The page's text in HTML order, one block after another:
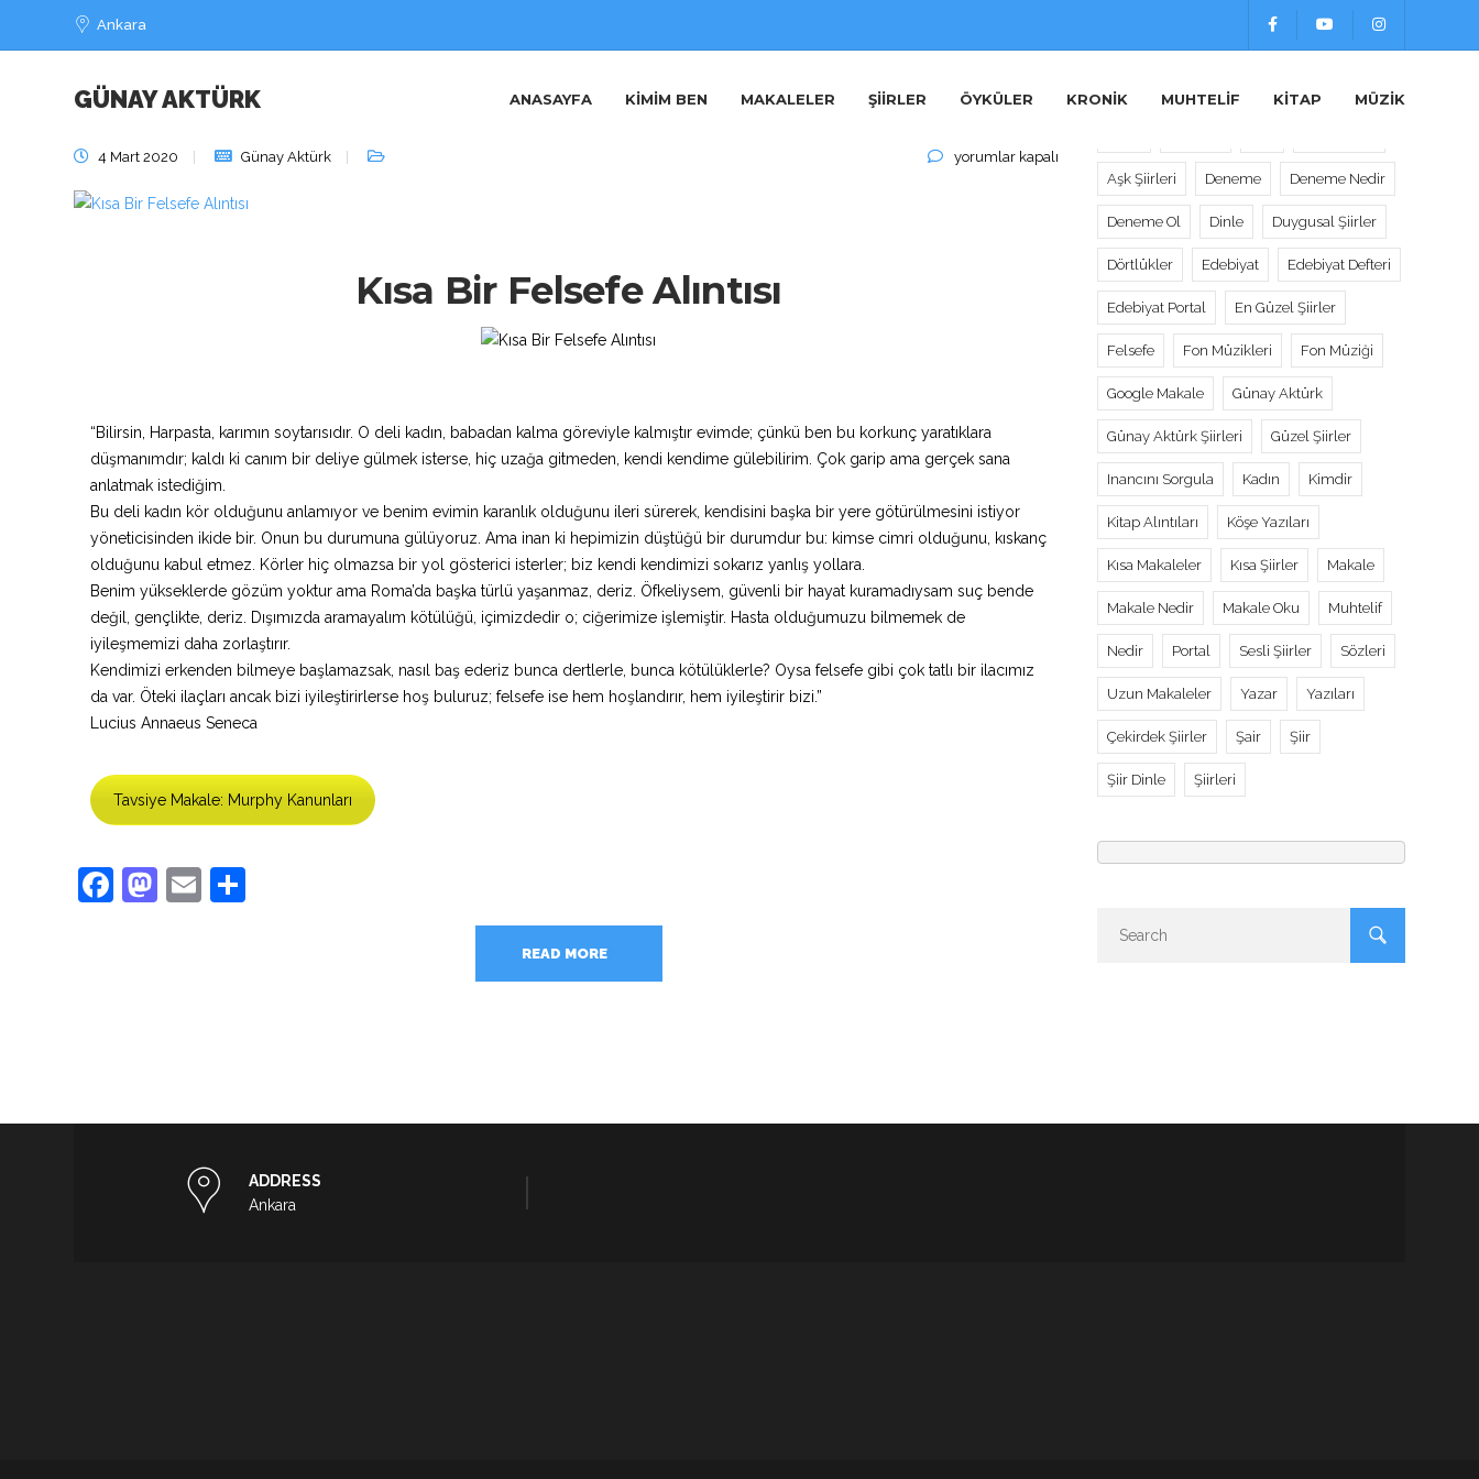
Ankara
GÜNAY AKTÜRK ANASAYFA KIMIM BEN MAKALELER ŞIIRLER ÖYKÜLER KRONIK MUHTELIF KITAP MÜZIK
Kısa Bir Felsefe Alıntısı
4 Mart 2020 Günay Aktürk
Kısa
yorumlar kapalı
Kısa Bir Felsefe Alıntısı
“Bilirsin, Harpasta, karımın soytarısıdır. O deli kadın, babadan kalma göreviyle kalmıştır evimde; çünkü ben bu korkunç yaratıklara
düşmanımdır; kaldı ki canım bir deliye gülmek isterse, hiç uzağa gitmeden, kendi kendime gülebilirim. Çok garip ama gerçek sana
anlatmak istediğim.
Bu deli kadın kör olduğunu anlamıyor ve benim evimin karanlık olduğunu ileri sürerek, kendisini başka bir yere götürülmesini istiyor
yöneticisinden ikide bir. Onun bu durumuna gülüyoruz. Ama inan ki hepimizin düştüğü bir durumdur bu: kimse cimri olduğunu, kıskanç
olduğunu kabul etmez. Körler hiç olmazsa bir yol gösterici isterler; biz kendi kendimizi sokarız yanlış yollara.
Benim yükseklerde gözüm yoktur ama Roma’da başka türlü yaşanmaz, deriz. Öfkeliysem, güvenli bir hayat kuramadıysam suç bende
değil, gençlikte, deriz. Dışımızda aramayalım kötülüğü, içimizdedir o; ciğerimize işlemiştir. Hasta olduğumuzu bilmemek de
iyileşmemizi daha zorlaştırır.
Kendimizi erkenden bilmeye başlamazsak, nasıl baş ederiz bunca dertlerle, bunca kötülüklerle? Oysa felsefe gibi çok tatlı bir ilacımız
da var. Öteki ilaçları ancak bizi iyileştirirlerse hoş buluruz; felsefe ise hem hoşlandırır, hem iyileştirir bizi.”
Lucius Annaeus Seneca
Tavsiye Makale: Murphy Kanunları
Facebook
Mastodon
Email
READ MORE
Aşk Şiirleri Deneme Deneme Nedir
Deneme Ol Dinle Duygusal Şiirler
Dörtlükler Edebiyat Edebiyat Defteri
Edebiyat Portal En Güzel Şiirler
Felsefe Fon Müzikleri Fon Müziği
Google Makale Günay Aktürk
Günay Aktürk Şiirleri Güzel Şiirler
Inancını Sorgula Kadın Kimdir
Kitap Alıntıları Köşe Yazıları
Kısa Makaleler Kısa Şiirler Makale
Makale Nedir Makale Oku Muhtelif
Nedir Portal Sesli Şiirler Sözleri
Uzun Makaleler Yazar Yazıları
Çekirdek Şiirler Şair Şiir
Şiir Dinle Şiirleri
ADDRESS
Ankara